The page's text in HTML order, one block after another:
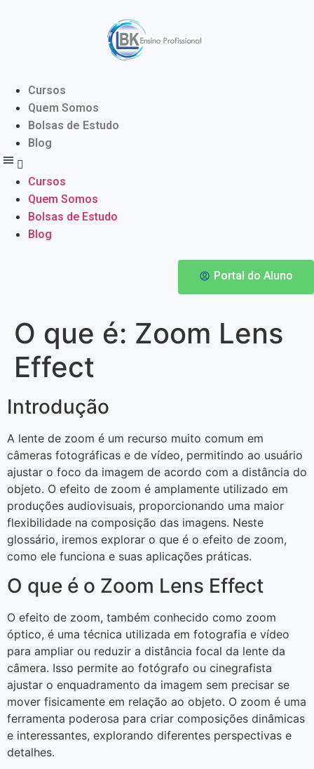
Cursos
Quem Somos
Bolsas de Estudo
Blog
Cursos
Quem Somos
Bolsas de Estudo
Blog
Portal do Aluno
O que é: Zoom Lens
Effect
Introdução
A lente de zoom é um recurso muito comum em
câmeras fotográficas e de vídeo, permitindo ao usuário
ajustar o foco da imagem de acordo com a distância do
objeto. O efeito de zoom é amplamente utilizado em
produções audiovisuais, proporcionando uma maior
flexibilidade na composição das imagens. Neste
glossário, iremos explorar o que é o efeito de zoom,
como ele funciona e suas aplicações práticas.
O que é o Zoom Lens Effect
O efeito de zoom, também conhecido como zoom
óptico, é uma técnica utilizada em fotografia e vídeo
para ampliar ou reduzir a distância focal da lente da
câmera. Isso permite ao fotógrafo ou cinegrafista
ajustar o enquadramento da imagem sem precisar se
mover fisicamente em relação ao objeto. O zoom é uma
ferramenta poderosa para criar composições dinâmicas
e interessantes, explorando diferentes perspectivas e
detalhes.